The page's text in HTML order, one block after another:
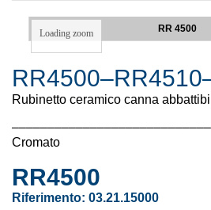
RR 4500
Loading zoom
Rubinetto ceramico canna
Cromato
RR4500
Riferimento: 03.21.15000